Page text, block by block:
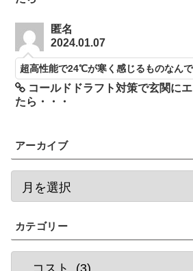
匿名
2024.01.07
超高性能で24℃が寒く感じるものなん
コールドドラフト対策で玄関に
たら・・・
アーカイブ
カテゴリー